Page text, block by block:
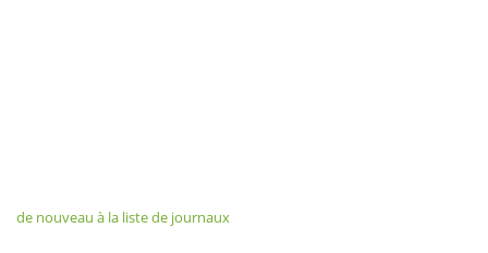
de nouveau à la liste de journaux